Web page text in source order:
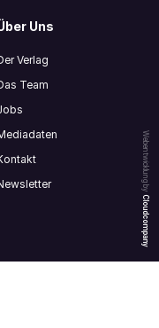
Webentwicklung by
Cloudcompany
Uns
Verlag
Team